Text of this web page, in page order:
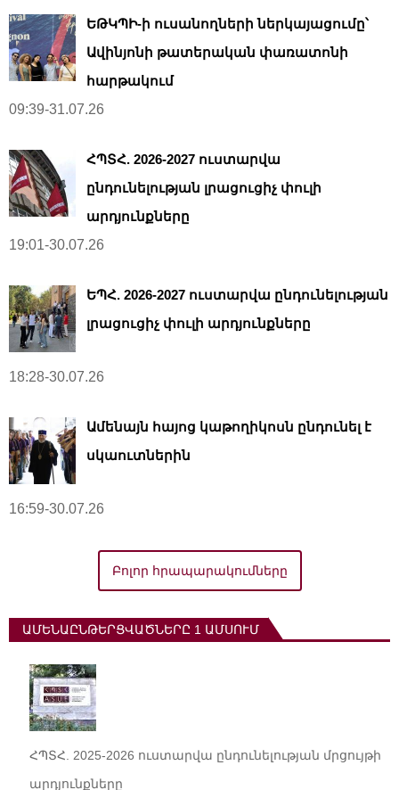
ԵԹԿՊԻ-ի ուսանողների ներկայացումը՝
Ավինյոնի թատերական փառատոնի
հարթակում
09:39-31.07.26
ՀՊՏՀ. 2026-2027 ուստարվա
ընդունելության լրացուցիչ փուլի
արդյունքները
19:01-30.07.26
ԵՊՀ. 2026-2027 ուստարվա ընդունելության
լրացուցիչ փուլի արդյունքները
18:28-30.07.26
Ամենայն հայոց կաթողիկոսն ընդունել է
սկաուտներին
16:59-30.07.26
Բոլոր հրապարակումները
ԱՄԵՆԱԸՆԹԵՐՑՎԱԾՆԵՐԸ 1 ԱՄՍՈՒՄ
ՀՊՏՀ. 2025-2026 ուստարվա ընդունելության մրցույթի
արդյունքները